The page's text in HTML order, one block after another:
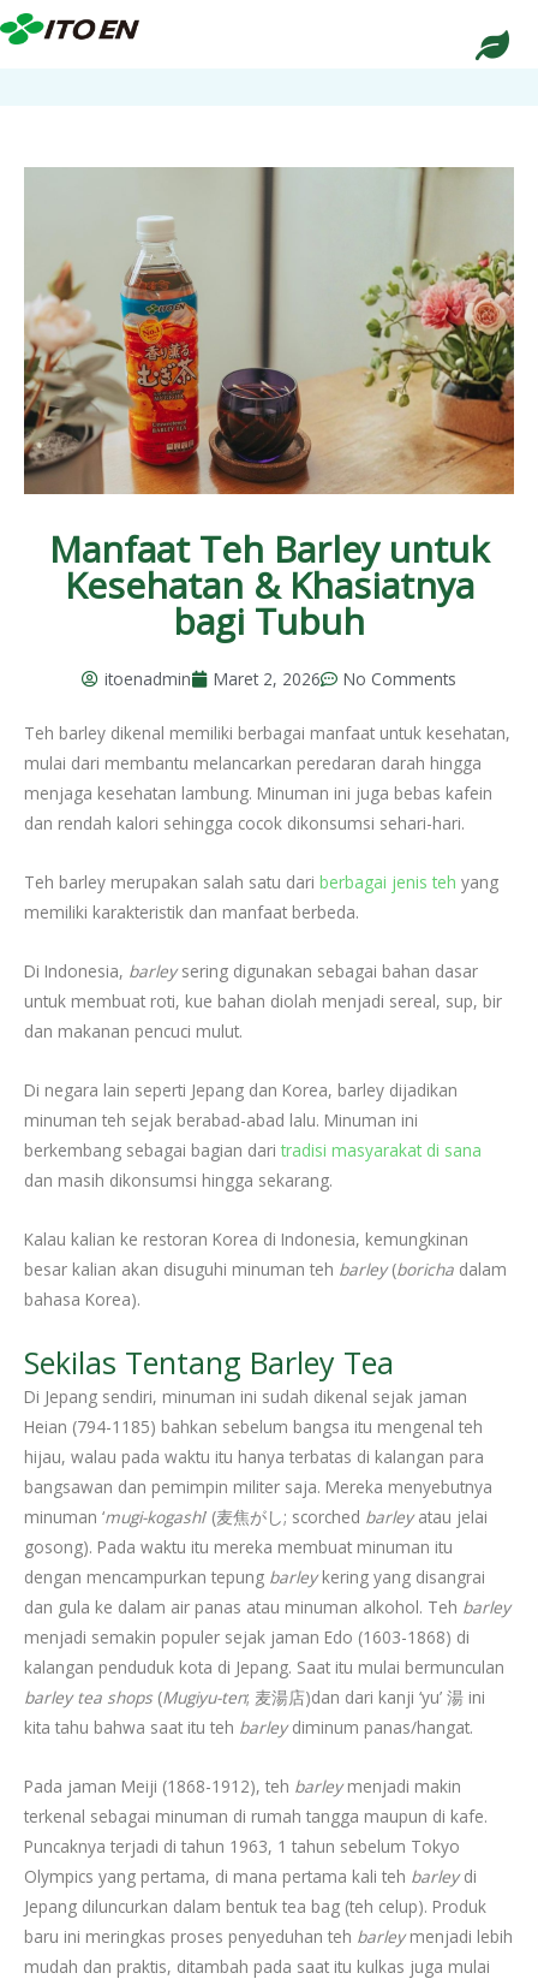
Manfaat Teh Barley untuk
Kesehatan & Khasiatnya
bagi Tubuh
itoenadmin Maret 2, 2026 No Comments
Teh barley dikenal memiliki berbagai manfaat untuk kesehatan,
mulai dari membantu melancarkan peredaran darah hingga
menjaga kesehatan lambung. Minuman ini juga bebas kafein
dan rendah kalori sehingga cocok dikonsumsi sehari-hari.
Teh barley merupakan salah satu dari berbagai jenis teh yang
memiliki karakteristik dan manfaat berbeda.
Di Indonesia, barleysering digunakan sebagai bahan dasar
untuk membuat roti, kue bahan diolah menjadi sereal, sup, bir
dan makanan pencuci mulut.
Di negara lain seperti Jepang dan Korea, barley dijadikan
minuman teh sejak berabad-abad lalu. Minuman ini
berkembang sebagai bagian dari tradisi masyarakat di sana
dan masih dikonsumsi hingga sekarang.
Kalau kalian ke restoran Korea di Indonesia, kemungkinan
besar kalian akan disuguhi minuman teh barley(boricha dalam
bahasa Korea).
Sekilas Tentang Barley Tea
Di Jepang sendiri, minuman ini sudah dikenal sejak jaman
Heian (794-1185) bahkan sebelum bangsa itu mengenal teh
hijau, walau pada waktu itu hanya terbatas di kalangan para
bangsawan dan pemimpin militer saja. Mereka menyebutnya
minuman ‘mugi-kogashi’ (麦焦がし; scorched barleyatau jelai
gosong). Pada waktu itu mereka membuat minuman itu
dengan mencampurkan tepung barleykering yang disangrai
dan gula ke dalam air panas atau minuman alkohol. Teh barley
menjadi semakin populer sejak jaman Edo (1603-1868) di
kalangan penduduk kota di Jepang. Saat itu mulai bermunculan
barley tea shops(Mugiyu-ten; 麦湯店)dan dari kanji ‘yu’ 湯 ini
kita tahu bahwa saat itu teh barleydiminum panas/hangat.
Pada jaman Meiji (1868-1912), teh barleymenjadi makin
terkenal sebagai minuman di rumah tangga maupun di kafe.
Puncaknya terjadi di tahun 1963, 1 tahun sebelum Tokyo
Olympics yang pertama, di mana pertama kali teh barleydi
Jepang diluncurkan dalam bentuk tea bag (teh celup). Produk
baru ini meringkas proses penyeduhan teh barleymenjadi lebih
mudah dan praktis, ditambah pada saat itu kulkas juga mulai